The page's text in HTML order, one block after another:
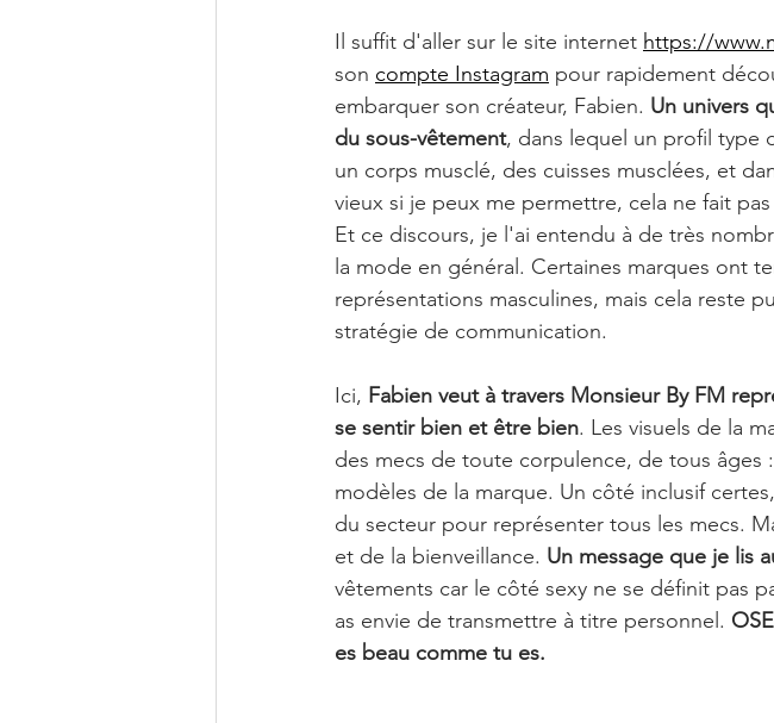
Il suffit d'aller sur le site internet https://
son compte Instagram pour rapidement
embarquer son créateur, Fabien. Un univers
du sous-vêtement, dans lequel un profil type
un corps musclé, des cuisses musclées, et
vieux si je peux me permettre, cela ne fait
Et ce discours, je l'ai entendu à de très
la mode en général. Certaines marques ont
représentations masculines, mais cela reste
stratégie de communication.
Ici, Fabien veut à travers Monsieur By FM
se sentir bien et être bien. Les visuels de la
des mecs de toute corpulence, de tous
modèles de la marque. Un côté inclusif
du secteur pour représenter tous les mecs.
et de la bienveillance. Un message que je lis
vêtements car le côté sexy ne se définit pas
as envie de transmettre à titre personnel.
es beau comme tu es.